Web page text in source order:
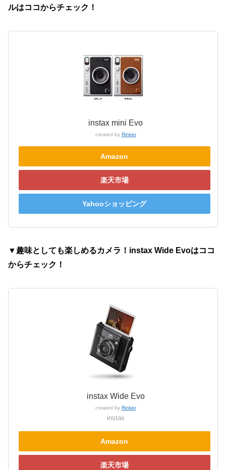
ルはココからチェック！
instax mini Evo
created by Rinker
Amazon
楽天市場
Yahooショッピング
▼趣味としても楽しめるカメラ！instax Wide Evoはココ
からチェック！
instax Wide Evo
created by Rinker
instax
Amazon
楽天市場